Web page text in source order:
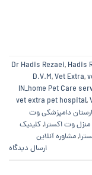
Dr Hadis Rezaei, Hadis
D.V.M,Vet Extra,
IN_home Pet Care
vet extra pet hospital,
دامپزشکی وت
وت اکسترا,کلینیک
,مشاوره آنلاین
ارسال دیدگاه